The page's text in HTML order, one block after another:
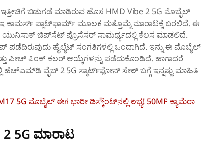
ಬಿಡುಗಡೆ ಮಾಡಿರುವ ಹೊಸ HMD Vibe 2 5G ಮೊಬೈಲ್‌
ಕಾಮರ್ಸ್‌ ಪ್ಲಾಟ್‌ಫಾರ್ಮ್‌ ಮೂಲಕ ಮತ್ತೊಮ್ಮೆ ಮಾರಾಟಕ್ಕೆ ಬರಲಿದೆ. ಈ
ಚಿಪ್‌ಸೆಟ್ ಪ್ರೊಸೆಸರ್‌ ಸಾಮರ್ಥ್ಯದಲ್ಲಿ ಕೆಲಸ ಮಾಡಲಿದೆ.
ಪಡೆದಿರುವುದು ಹೈಲೈಟ್‌ ಸಂಗತಿಗಳಲ್ಲಿ ಒಂದಾಗಿದೆ. ಇನ್ನು ಈ ಮೊಬೈಲ್‌
ಪೀಚ್ ಪಿಂಕ್ ಕಲರ್‌ ಆಯ್ಕೆಗಳನ್ನು ಪಡೆದುಕೊಂಡಿದೆ. ಹಾಗಾದರೆ
ವೈಬ್‌ 2 5G ಸ್ಮಾರ್ಟ್‌ಫೋನ್‌ ಸೇಲ್‌ ಬಗ್ಗೆ ಇನ್ನಷ್ಟು ಮಾಹಿತಿ
5G ಮೊಬೈಲ್‌ ಈಗ ಭಾರೀ ಡಿಸ್ಕೌಂಟ್‌ನಲ್ಲಿ ಲಭ್ಯ! 50MP ಕ್ಯಾಮೆರಾ
2 5G ಮಾರಾಟ